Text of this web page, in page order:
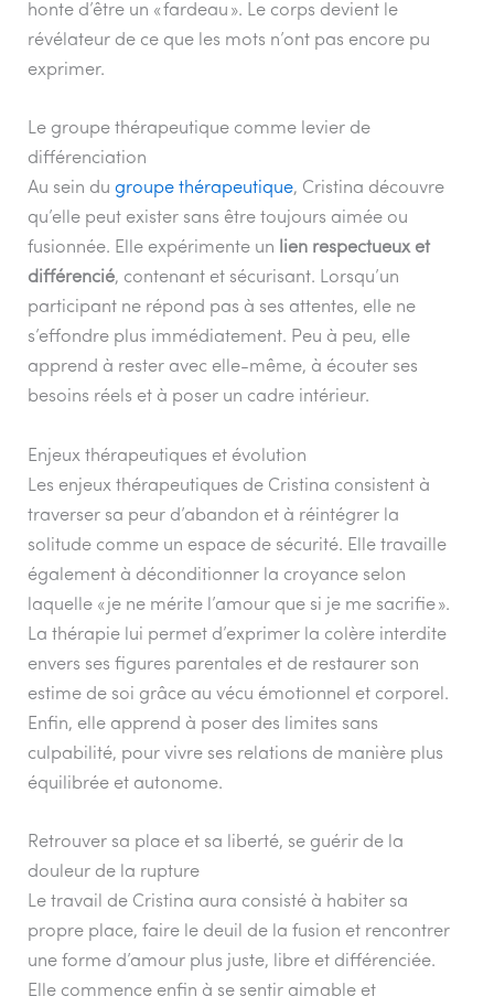
honte d’être un « fardeau ». Le corps devient le
révélateur de ce que les mots n’ont pas encore pu
exprimer.
Le groupe thérapeutique comme levier de
différenciation
Au sein dugroupe thérapeutique, Cristina découvre
qu’elle peut exister sans être toujours aimée ou
fusionnée. Elle expérimente un lien respectueux et
différencié, contenant et sécurisant. Lorsqu’un
participant ne répond pas à ses attentes, elle ne
s’effondre plus immédiatement. Peu à peu, elle
apprend à rester avec elle-même, à écouter ses
besoins réels et à poser un cadre intérieur.
Enjeux thérapeutiques et évolution
Les enjeux thérapeutiques de Cristina consistent à
traverser sa peur d’abandon et à réintégrer la
solitude comme un espace de sécurité. Elle travaille
également à déconditionner la croyance selon
laquelle « je ne mérite l’amour que si je me sacrifie ».
La thérapie lui permet d’exprimer la colère interdite
envers ses figures parentales et de restaurer son
estime de soi grâce au vécu émotionnel et corporel.
Enfin, elle apprend à poser des limites sans
culpabilité, pour vivre ses relations de manière plus
équilibrée et autonome.
Retrouver sa place et sa liberté, se guérir de la
douleur de la rupture
Le travail de Cristina aura consisté à habiter sa
propre place, faire le deuil de la fusion et rencontrer
une forme d’amour plus juste, libre et différenciée.
Elle commence enfin à se sentir aimable et